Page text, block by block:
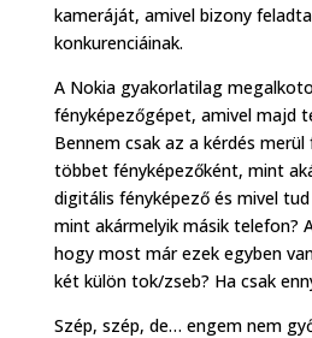
kameráját, amivel bizony
konkurenciáinak.
A Nokia gyakorlatilag
fényképezőgépet, amivel majd
Bennem csak az a kérdés
többet fényképezőként, mint
digitális fényképező és mivel
mint akármelyik másik telefon?
hogy most már ezek egyben
két külön tok/zseb? Ha csak
Szép, szép, de… engem nem